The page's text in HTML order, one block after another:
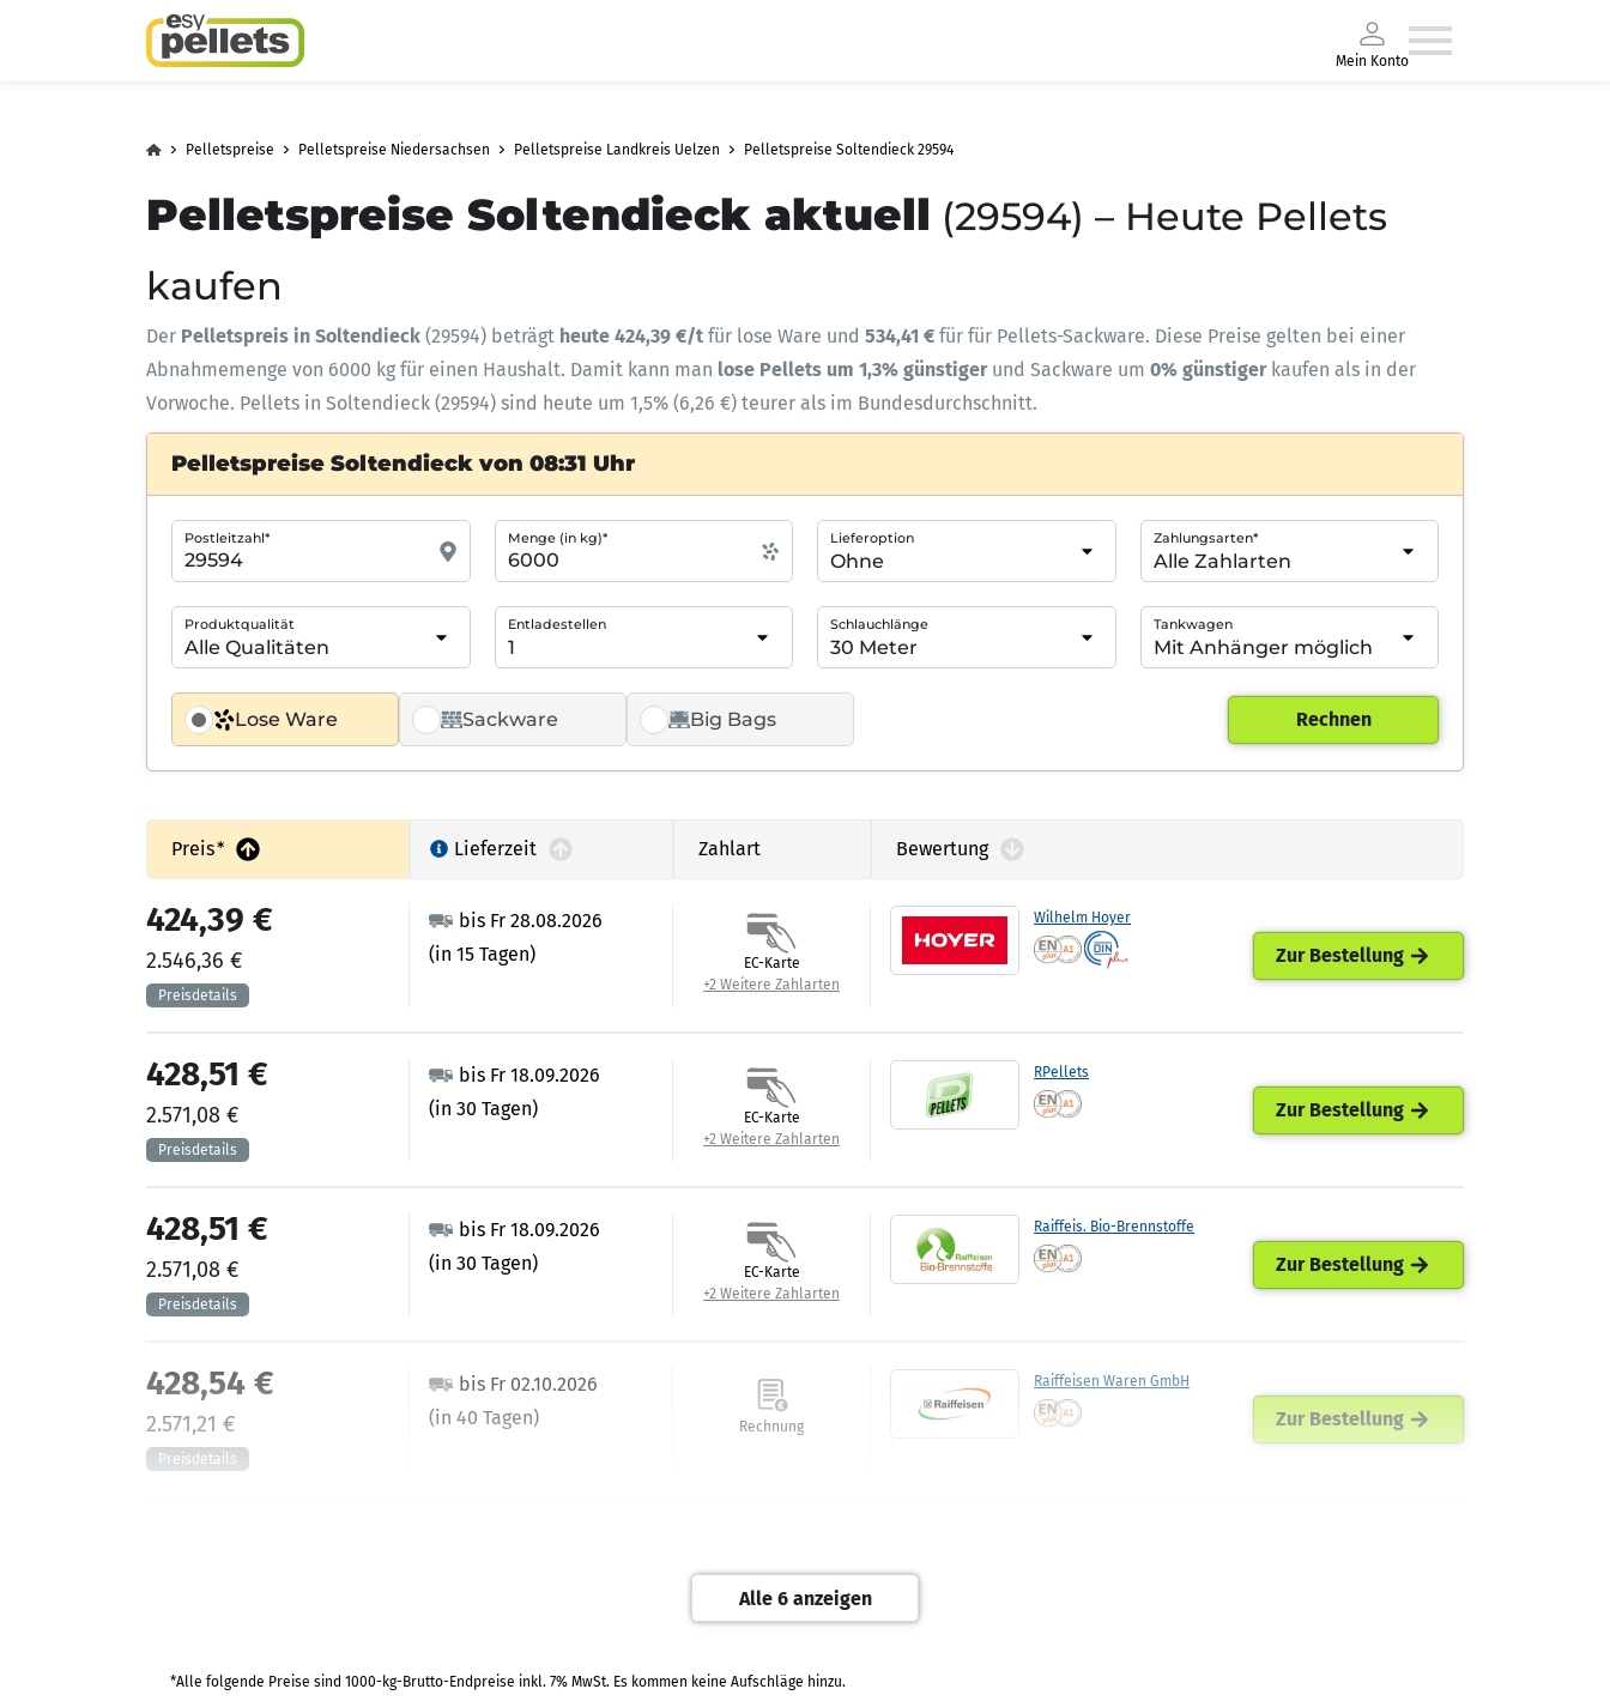
Mein Konto
Pelletspreise Pelletspreise Niedersachsen Pelletspreise Landkreis Uelzen Pelletspreise Soltendieck 29594
Pelletspreise Soltendieck aktuell (29594) – Heute Pellets
kaufen
Der Pelletspreis in Soltendieck (29594) beträgt heute 424,39 €/t für lose Ware und 534,41 € für für Pellets-Sackware. Diese Preise gelten bei einer
Abnahmemenge von 6000 kg für einen Haushalt. Damit kann man lose Pellets um 1,3% günstiger und Sackware um 0% günstigerkaufen als in der
Vorwoche. Pellets in Soltendieck (29594) sind heute um 1,5% (6,26 €) teurer als im Bundesdurchschnitt.
Pelletspreise Soltendieck von 08:31 Uhr
Lose Ware Sackware Big Bags
Postleitzahl* Menge (in kg)* Lieferoption Zahlungsarten*
Produktqualität Entladestellen Schlauchlänge Tankwagen
Rechnen
Preis* Lieferzeit Zahlart Bewertung
Wilhelm Hoyer
bis Fr 28.08.2026
(in 15 Tagen)
424,39 €
2.546,36 €
EC-Karte
+2 Weitere Zahlarten
Zur Bestellung
RPellets
bis Fr 18.09.2026
(in 30 Tagen)
428,51 €
2.571,08 €
EC-Karte
+2 Weitere Zahlarten
Zur Bestellung
Raiffeis. Bio-Brennstoffe
bis Fr 18.09.2026
(in 30 Tagen)
428,51 €
2.571,08 €
EC-Karte
+2 Weitere Zahlarten
Zur Bestellung
Raiffeisen Waren GmbH
bis Fr 02.10.2026
(in 40 Tagen)
428,54 €
2.571,21 € Rechnung Zur Bestellung
bis Di 06.10.2026
429,01 €
Alle 6 anzeigen
*Alle folgende Preise sind 1000-kg-Brutto-Endpreise inkl. 7% MwSt. Es kommen keine Aufschläge hinzu.